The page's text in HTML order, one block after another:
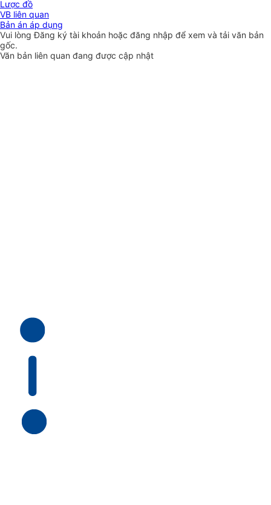
Lược đồ
VB liên quan
Bản án áp dụng
Vui lòngĐăng ký tài khoản hoặc đăng nhập để xem và tải văn bản
gốc.
Văn bản liên quan đang được cập nhật